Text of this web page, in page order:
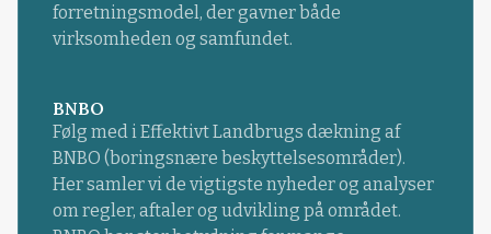
forretningsmodel, der gavner både
virksomheden og samfundet.
BNBO
Følg med i Effektivt Landbrugs dækning af
BNBO (boringsnære beskyttelsesområder).
Her samler vi de vigtigste nyheder og analyser
om regler, aftaler og udvikling på området.